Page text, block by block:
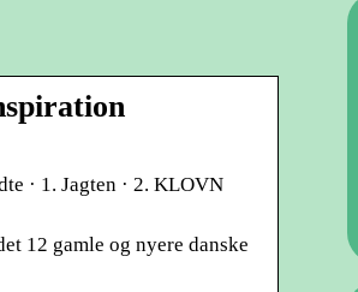
· 1. Jagten · 2. KLOVN
12 gamle og nyere danske